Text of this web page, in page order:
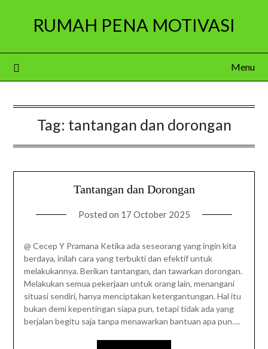
RUMAH PENA MOTIVASI
Menu
Tag: tantangan dan dorongan
Tantangan dan Dorongan
Posted on 17 October 2025
@ Cecep Y Pramana Ketika ada seseorang yang ingin kita
berdaya, inilah cara yang terbukti dan efektif untuk
melakukannya. Berikan tantangan, dan tawarkan dorongan.
Melakukan semua pekerjaan untuk orang lain, menangani
situasi sendiri, hanya menciptakan ketergantungan. Hal itu
bukan demi kepentingan siapa pun, tetapi tidak ada yang
berjalan begitu saja tanpa menawarkan bantuan apa pun….